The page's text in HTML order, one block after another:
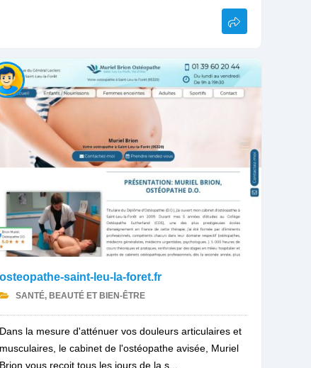
osteopathe-saint-leu-la-foret.fr
SANTÉ, BEAUTÉ ET BIEN-ÊTRE
Dans la mesure d'atténuer vos douleurs articulaires et
musculaires, le cabinet de l'ostéopathe avisée, Muriel
Brion vous reçoit tous les jours de la s...